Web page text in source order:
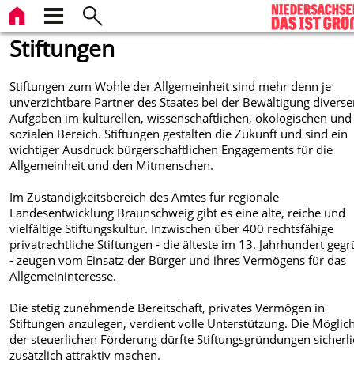
Stiftungen
Stiftungen zum Wohle der Allgemeinheit sind mehr denn je
unverzichtbare Partner des Staates bei der Bewältigung
Aufgaben im kulturellen, wissenschaftlichen, ökologischen und
sozialen Bereich. Stiftungen gestalten die Zukunft und sind ein
wichtiger Ausdruck bürgerschaftlichen Engagements für die
Allgemeinheit und den Mitmenschen.
Im Zuständigkeitsbereich des Amtes für regionale
Landesentwicklung Braunschweig gibt es eine alte, reiche und
vielfältige Stiftungskultur. Inzwischen über 400 rechtsfähige
privatrechtliche Stiftungen - die älteste im 13. Jahrhundert
- zeugen vom Einsatz der Bürger und ihres Vermögens für das
Allgemeininteresse.
Die stetig zunehmende Bereitschaft, privates Vermögen in
Stiftungen anzulegen, verdient volle Unterstützung. Die
der steuerlichen Förderung dürfte Stiftungsgründungen
zusätzlich attraktiv machen.